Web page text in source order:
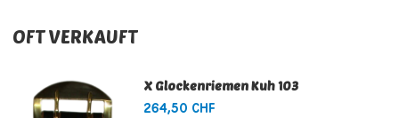
OFT VERKAUFT
X Glockenriemen Kuh 103
264,50 CHF